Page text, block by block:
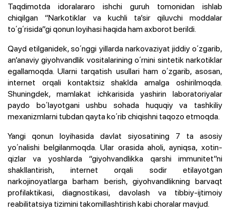
Taqdimotda idoralararo ishchi guruh tomonidan ishlab
chiqilgan “Narkotiklar va kuchli taʼsir qiluvchi moddalar
toʻgʻrisida”gi qonun loyihasi haqida ham axborot berildi.
Qayd etilganidek, soʻnggi yillarda narkovaziyat jiddiy oʻzgarib,
anʼanaviy giyohvandlik vositalarining oʻrnini sintetik narkotiklar
egallamoqda. Ularni tarqatish usullari ham oʻzgarib, asosan,
internet orqali kontaktsiz shaklda amalga oshirilmoqda.
Shuningdek, mamlakat ichkarisida yashirin laboratoriyalar
paydo boʻlayotgani ushbu sohada huquqiy va tashkiliy
mexanizmlarni tubdan qayta koʻrib chiqishni taqozo etmoqda.
Yangi qonun loyihasida davlat siyosatining 7 ta asosiy
yoʻnalishi belgilanmoqda. Ular orasida aholi, ayniqsa, xotin-
qizlar va yoshlarda “giyohvandlikka qarshi immunitet”ni
shakllantirish, internet orqali sodir etilayotgan
narkojinoyatlarga barham berish, giyohvandlikning barvaqt
profilaktikasi, diagnostikasi, davolash va tibbiy-ijtimoiy
reabilitatsiya tizimini takomillashtirish kabi choralar mavjud.